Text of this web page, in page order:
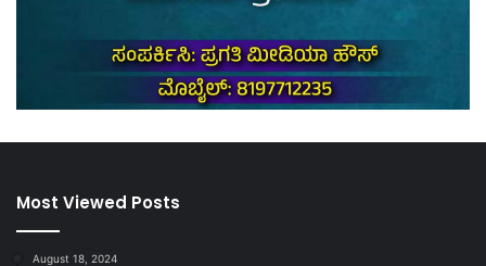
Most Viewed Posts
August 18, 2024